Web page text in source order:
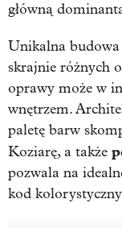
główną
Unikalna budowa
skrajnie różnych
oprawy może w
wnętrzem.
paletę barw
Koziarę, a także
pozwala na
kod